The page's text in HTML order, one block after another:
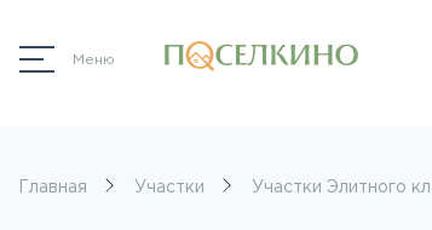
Меню
Главная Участки Участки Элитного